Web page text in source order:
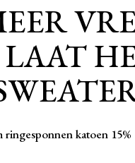
ringesponnen katoen